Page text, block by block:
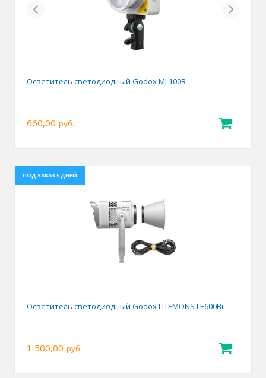
Previous Next
Осветитель светодиодный Godox ML100R
660,00 руб.
ПОД ЗАКАЗ 5 ДНЕЙ
Осветитель светодиодный Godox LITEMONS LE600Bi
1 500,00 руб.